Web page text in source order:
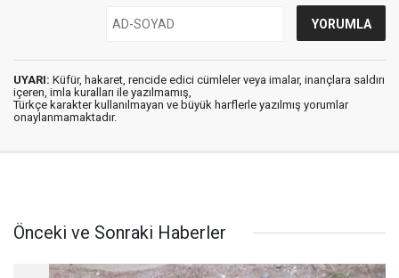
UYARI: Küfür, hakaret, rencide edici cümleler veya imalar, inançlara saldırı
içeren, imla kuralları ile yazılmamış,
Türkçe karakter kullanılmayan ve büyük harflerle yazılmış yorumlar
onaylanmamaktadır.
Önceki ve Sonraki Haberler